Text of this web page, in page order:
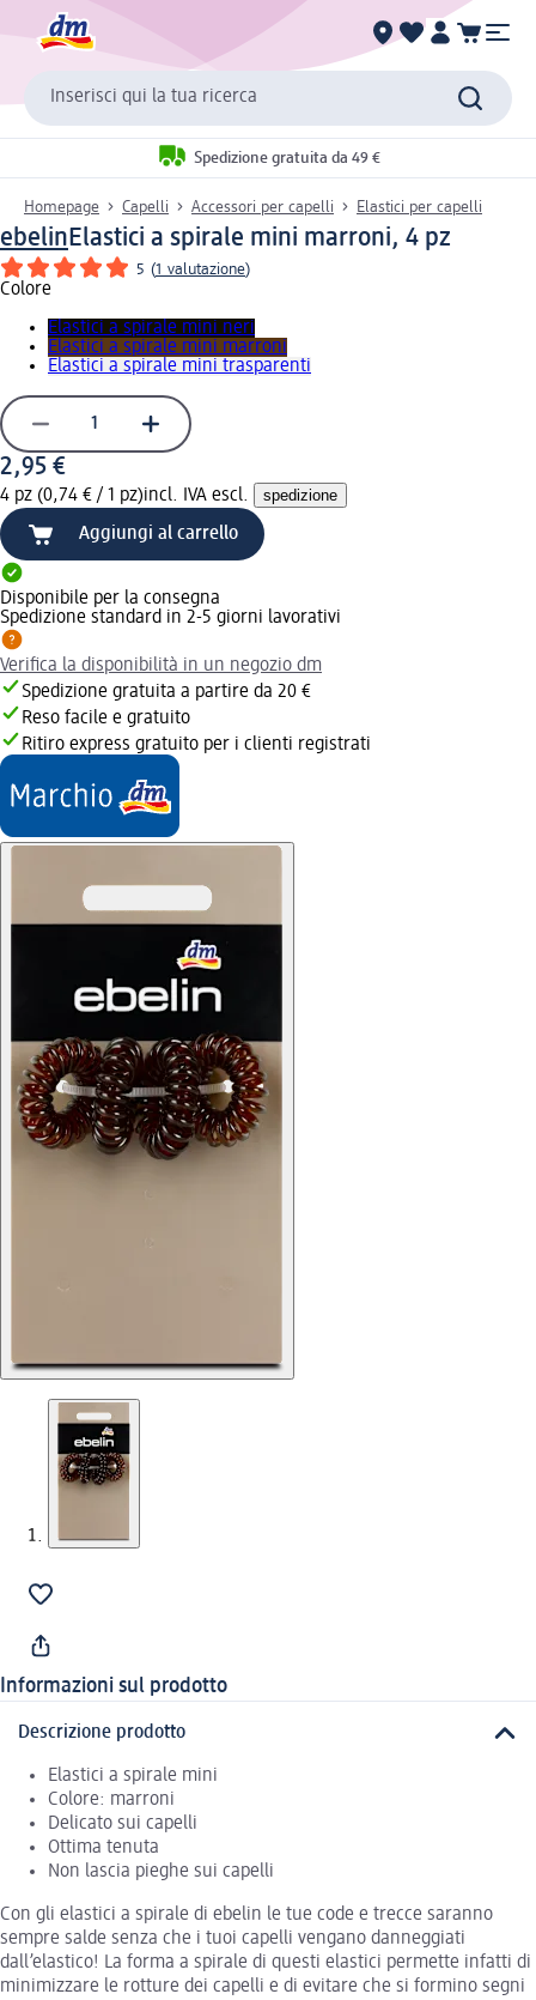
Inserisci qui la tua ricerca
Spedizione gratuita da 49 €
Homepage Capelli Accessori per capelli Elastici per capelli
ebelinElastici a spirale mini marroni, 4 pz
5 (1 valutazione)
Colore
Elastici a spirale mini neri
Elastici a spirale mini marroni
Elastici a spirale mini trasparenti
2,95 €
4 pz (0,74 € / 1 pz)incl. IVA escl. spedizione
Aggiungi al carrello
Disponibile per la consegna
Spedizione standard in 2-5 giorni lavorativi
Verifica la disponibilità in un negozio dm
Spedizione gratuita a partire da 20 €
Reso facile e gratuito
Ritiro express gratuito per i clienti registrati
Informazioni sul prodotto
Descrizione prodotto
Elastici a spirale mini
Colore: marroni
Delicato sui capelli
Ottima tenuta
Non lascia pieghe sui capelli
Con gli elastici a spirale di ebelin le tue code e trecce saranno
sempre salde senza che i tuoi capelli vengano danneggiati
dall’elastico! La forma a spirale di questi elastici permette infatti di
minimizzare le rotture dei capelli e di evitare che si formino segni